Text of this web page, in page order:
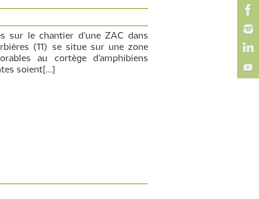
sur le chantier d’une ZAC dans
(11) se situe sur une zone
au cortège d’amphibiens
soient[…]